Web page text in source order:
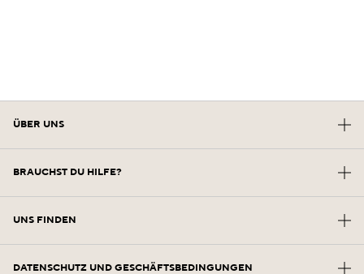
ÜBER UNS
BRAUCHST DU HILFE?
UNS FINDEN
DATENSCHUTZ UND GESCHÄFTSBEDINGUNGEN